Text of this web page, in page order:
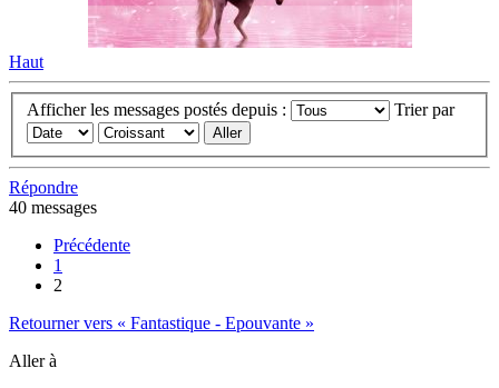
Haut
Afficher les messages postés depuis : Trier par
Répondre
40 messages
Précédente
1
2
Retourner vers « Fantastique - Epouvante »
Aller à